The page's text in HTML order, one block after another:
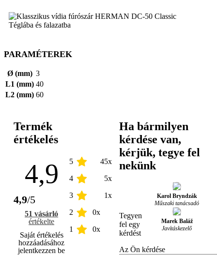
PARAMÉTEREK
Ø (mm) 3
L1 (mm) 40
L2 (mm) 60
Termék
értékelés
4,9
4,9/5
51 vásárló
értékelte
Saját értékelés
hozzáadásához
jelentkezzen be
5 45x
4 5x
3 1x
2 0x
1 0x
Ha bármilyen
kérdése van,
kérjük, tegye fel
nekünk
Karol Bryndzák
Műszaki tanácsadó
Marek Baláž
Javításkezelő
Tegyen
fel egy
kérdést
Az Ön kérdése